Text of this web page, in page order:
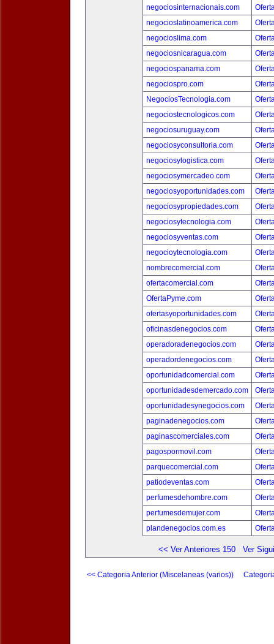
negociosinternacionais.com
negocioslatinoamerica.com
negocioslima.com
negociosnicaragua.com
negociospanama.com
negociospro.com
NegociosTecnologia.com
negociostecnologicos.com
negociosuruguay.com
negociosyconsultoria.com
negociosylogistica.com
negociosymercadeo.com
negociosyoportunidades.com
negociosypropiedades.com
negociosytecnologia.com
negociosyventas.com
negocioytecnologia.com
nombrecomercial.com
ofertacomercial.com
OfertaPyme.com
ofertasyoportunidades.com
oficinasdenegocios.com
operadoradenegocios.com
operadordenegocios.com
oportunidadcomercial.com
oportunidadesdemercado.com
oportunidadesynegocios.com
paginadenegocios.com
paginascomerciales.com
pagospormovil.com
parquecomercial.com
patiodeventas.com
perfumesdehombre.com
perfumesdemujer.com
plandenegocios.com.es
<< Ver Anteriores 150 Ver
<< Categoria Anterior (Miscelaneas (varios))